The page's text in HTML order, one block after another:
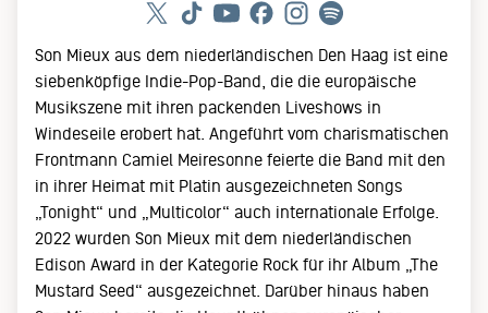
Son Mieux aus dem niederländischen Den Haag ist eine
siebenköpfige Indie-Pop-Band, die die europäische
Musikszene mit ihren packenden Liveshows in
Windeseile erobert hat. Angeführt vom charismatischen
Frontmann Camiel Meiresonne feierte die Band mit den
in ihrer Heimat mit Platin ausgezeichneten Songs
„Tonight“ und „Multicolor“ auch internationale Erfolge.
2022 wurden Son Mieux mit dem niederländischen
Edison Award in der Kategorie Rock für ihr Album „The
Mustard Seed“ ausgezeichnet. Darüber hinaus haben